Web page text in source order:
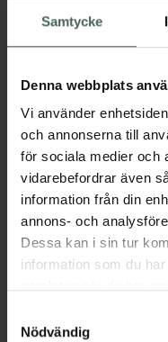
Samtycke
Denna webbplats
Vi använder
och annonserna till
för sociala medier och
vidarebefordrar även
information från din
annons- och
Dessa kan i sin tur
information som du
återkalla ditt samtycke
Nödvändig